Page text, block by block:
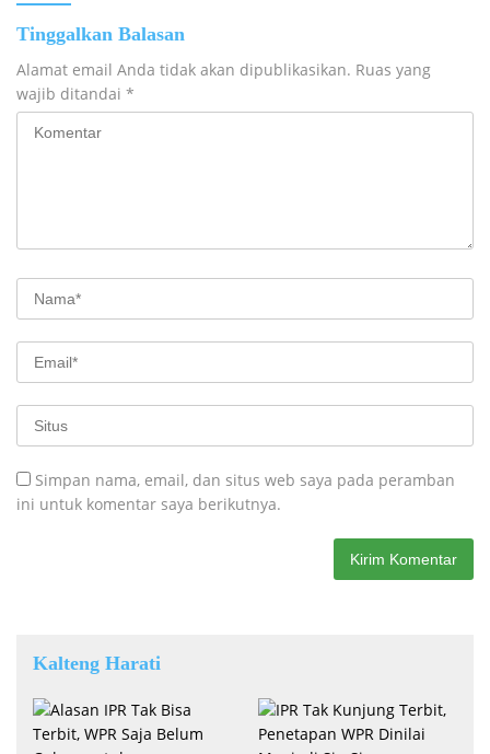
Tinggalkan Balasan
Alamat email Anda tidak akan dipublikasikan. Ruas yang
wajib ditandai *
Simpan nama, email, dan situs web saya pada peramban
ini untuk komentar saya berikutnya.
Kalteng Harati